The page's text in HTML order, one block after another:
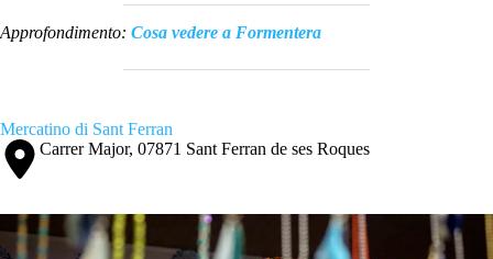
Approfondimento: Cosa vedere a Formentera
Mercatino di Sant Ferran
Carrer Major, 07871 Sant Ferran de ses Roques